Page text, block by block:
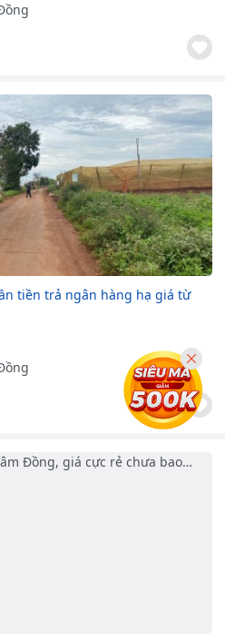
tiền trả ngân hàng hạ giá từ